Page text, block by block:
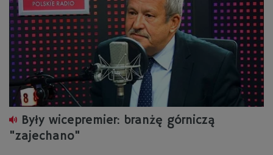
Były wicepremier: branżę górniczą
"zajechano"